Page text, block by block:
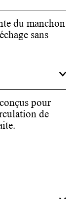
du manchon
sans
pour
de